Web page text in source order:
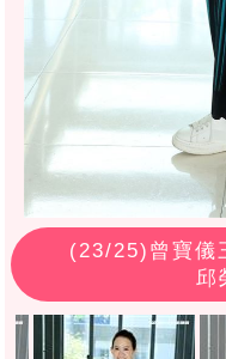
(23/25)曾寶儀
邱